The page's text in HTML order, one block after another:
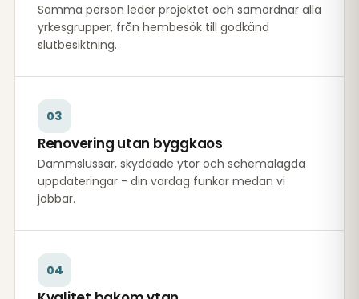
Samma person leder projektet och samordnar alla
yrkesgrupper, från hembesök till godkänd
slutbesiktning.
03
Renovering utan byggkaos
Dammslussar, skyddade ytor och schemalagda
uppdateringar - din vardag funkar medan vi
jobbar.
04